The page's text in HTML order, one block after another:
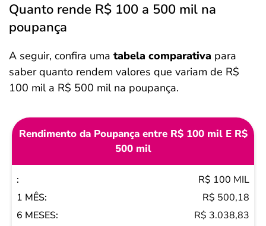
Quanto rende R$ 100 a 500 mil na
poupança
A seguir, confira uma tabela comparativa para
saber quanto rendem valores que variam de R$
100 mil a R$ 500 mil na poupança.
Rendimento da Poupança entre R$ 100 mil E R$
500 mil
1
MÊS
R$ 100 MIL
R$ 500,18
R$ 3.038,83